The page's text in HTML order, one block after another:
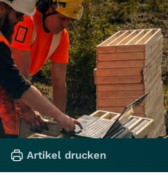
Artikel drucken